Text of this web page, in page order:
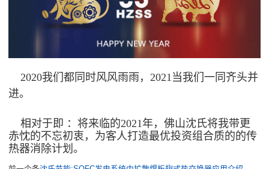
2020我们都同时风风雨雨，2021当我们一同齐头并
进。
相对于即 ：将来临的2021年，佛山沈氏将我带更
赤忱的不忘初衷，为客人打造最优投资组合质的的传
热器消除计划。